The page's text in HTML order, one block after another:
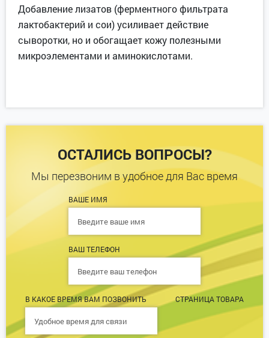
Добавление лизатов (ферментного фильтрата
лактобактерий и сои) усиливает действие
сыворотки, но и обогащает кожу полезными
микроэлементами и аминокислотами.
ОСТАЛИСЬ ВОПРОСЫ?
Мы перезвоним в удобное для Вас время
ВАШЕ ИМЯ
ВАШ ТЕЛЕФОН
В КАКОЕ ВРЕМЯ ВАМ ПОЗВОНИТЬ СТРАНИЦА ТОВАРА